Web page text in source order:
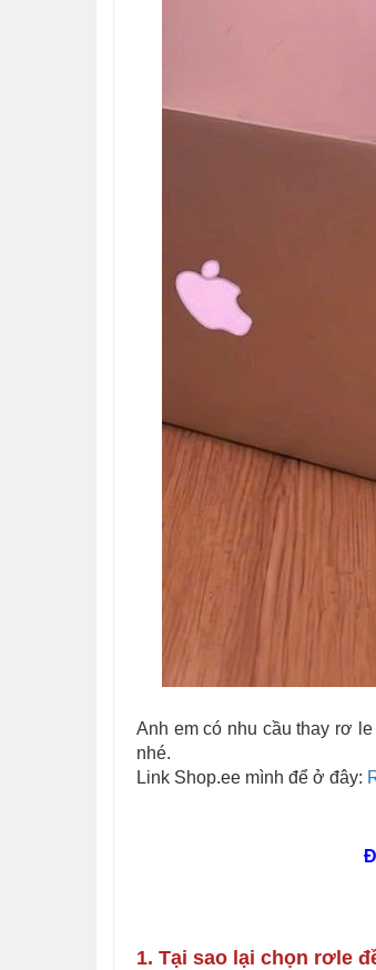
Anh em có nhu cầu thay rơ
nhé.
Link Shop.ee mình để ở đây:
1. Tại sao lại chọn rơle